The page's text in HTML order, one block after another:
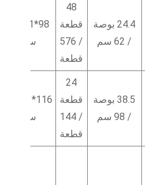
24.4 بوصة
/ 62 سم
48
قطعة
/ 576
قطعة
سم
38.5 بوصة
/ 98 سم
24
قطعة
/ 144
قطعة
سم